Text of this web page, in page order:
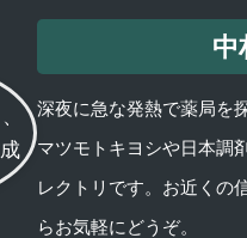
中
深夜に急な発熱で薬局を
マツモトキヨシや日本調
レクトリです。お近くの
らお気軽にどうぞ。